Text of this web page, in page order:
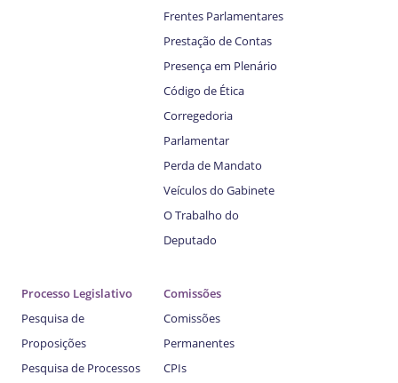
Frentes Parlamentares
Prestação de Contas
Presença em Plenário
Código de Ética
Corregedoria
Parlamentar
Perda de Mandato
Veículos do Gabinete
O Trabalho do
Deputado
Processo Legislativo
Pesquisa de
Proposições
Pesquisa de Processos
Comissões
Comissões
Permanentes
CPIs